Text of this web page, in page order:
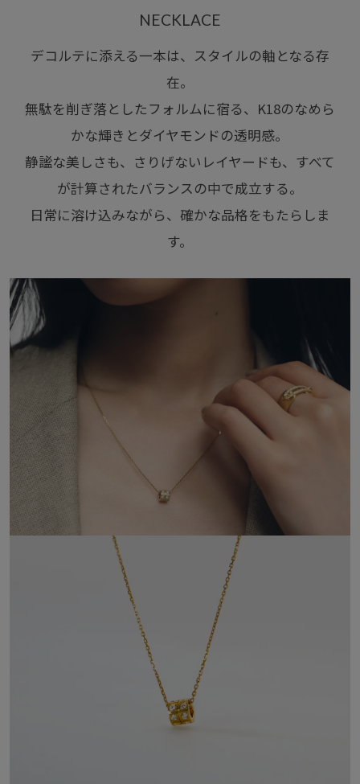
NECKLACE
デコルテに添える一本は、スタイルの軸となる存
在。
無駄を削ぎ落としたフォルムに宿る、K18のなめら
かな輝きとダイヤモンドの透明感。
静謐な美しさも、さりげないレイヤードも、すべて
が計算されたバランスの中で成立する。
日常に溶け込みながら、確かな品格をもたらしま
す。